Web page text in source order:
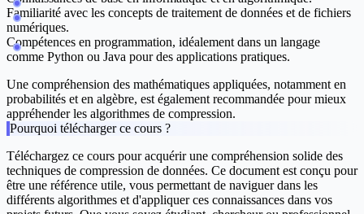
Familiarité avec les concepts de traitement de données et de fichiers
numériques.
Compétences en programmation, idéalement dans un langage
comme Python ou Java pour des applications pratiques.
Une compréhension des mathématiques appliquées, notamment en
probabilités et en algèbre, est également recommandée pour mieux
appréhender les algorithmes de compression.
Pourquoi télécharger ce cours ?
Téléchargez ce cours pour acquérir une compréhension solide des
techniques de compression de données. Ce document est conçu pour
être une référence utile, vous permettant de naviguer dans les
différents algorithmes et d'appliquer ces connaissances dans vos